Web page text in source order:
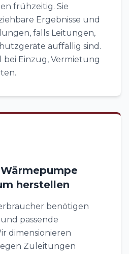
frühzeitig. Sie
Ergebnisse und
falls Leitungen,
auffällig sind.
bei Einzug, Vermietung
herstellen
benötigen
passende
dimensionieren
Zuleitungen